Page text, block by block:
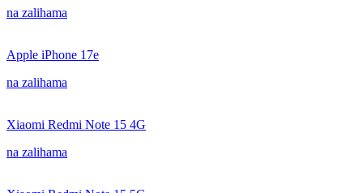
na zalihama
Apple iPhone 17e
na zalihama
Xiaomi Redmi Note 15 4G
na zalihama